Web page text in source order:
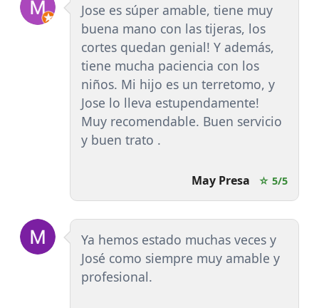
Jose es súper amable, tiene muy
buena mano con las tijeras, los
cortes quedan genial! Y además,
tiene mucha paciencia con los
niños. Mi hijo es un terretomo, y
Jose lo lleva estupendamente!
Muy recomendable. Buen servicio
y buen trato .
May Presa ☆ 5/5
Ya hemos estado muchas veces y
José como siempre muy amable y
profesional.